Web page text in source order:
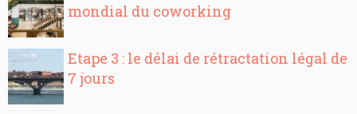
mondial du coworking
Etape 3 : le délai de rétractation légal de
7 jours